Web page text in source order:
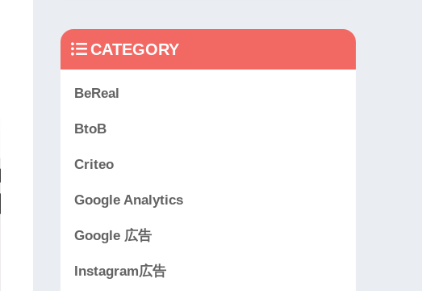
CATEGORY
BeReal
BtoB
Criteo
Google Analytics
Google 広告
Instagram広告